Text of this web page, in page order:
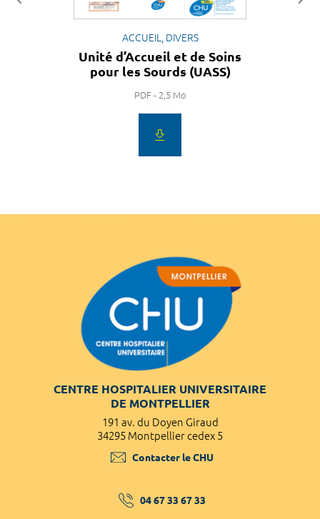
ACCUEIL, DIVERS
Unité d’Accueil et de Soins
pour les Sourds (UASS)
PDF - 2,5 Mo
CENTRE HOSPITALIER UNIVERSITAIRE
DE MONTPELLIER
191 av. du Doyen Giraud
34295 Montpellier cedex 5
Contacter le CHU
04 67 33 67 33